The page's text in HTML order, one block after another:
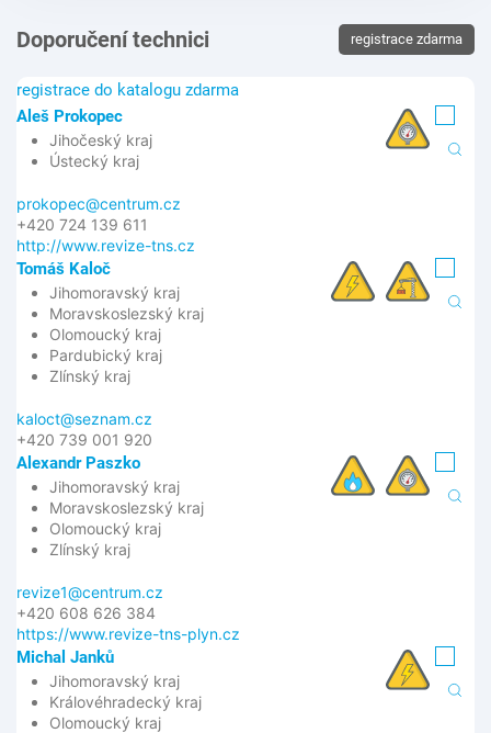
Doporučení technici registrace zdarma
registrace do katalogu zdarma
Aleš Prokopec
Jihočeský kraj
Ústecký kraj
prokopec@centrum.cz
+420 724 139 611
http://www.revize-tns.cz
Tomáš Kaloč
Jihomoravský kraj
Moravskoslezský kraj
Olomoucký kraj
Pardubický kraj
Zlínský kraj
kaloct@seznam.cz
+420 739 001 920
Alexandr Paszko
Jihomoravský kraj
Moravskoslezský kraj
Olomoucký kraj
Zlínský kraj
revize1@centrum.cz
+420 608 626 384
https://www.revize-tns-plyn.cz
Michal Janků
Jihomoravský kraj
Královéhradecký kraj
Olomoucký kraj